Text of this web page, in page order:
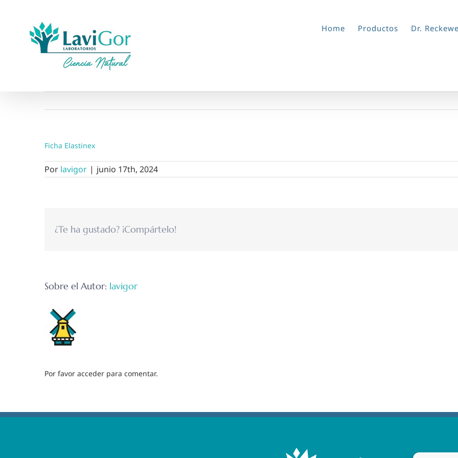
contenido
Home Productos Dr.
Ficha Elastinex
Por lavigor | junio 17th, 2024
¿Te ha gustado? ¡Compártelo!
Sobre el Autor: lavigor
Por favor acceder para comentar.